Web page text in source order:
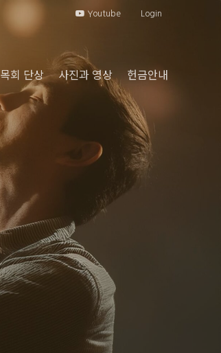
Youtube Login
목회 단상 사진과 영상 헌금안내